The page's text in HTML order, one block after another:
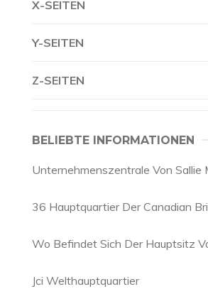
X-SEITEN
Y-SEITEN
Z-SEITEN
BELIEBTE INFORMATIONEN
Unternehmenszentrale Von Sallie
36 Hauptquartier Der Canadian
Wo Befindet Sich Der Hauptsitz
Jci Welthauptquartier